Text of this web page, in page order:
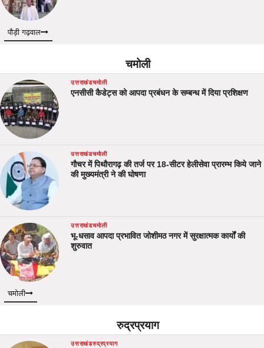
पौड़ी गढ़वाल
चमोली
उत्तराखंडचमोली
एनसीसी कैडेट्स को आपदा प्रबंधन के सम्बन्ध में दिया प्रशिक्षण
उत्तराखंडचमोली
गौचर में पिथौरागढ़ की तर्ज पर 18-सीटर हेलीसेवा प्रारम्भ किये जाने
की मुख्यमंत्री ने की घोषणा
उत्तराखंडचमोली
भू-धसाव आपदा प्रभावित जोशीमठ नगर में सुरक्षात्मक कार्यों की
शुरुवात
चमोली
रुद्रप्रयाग
उत्तराखंडरुद्रप्रयाग